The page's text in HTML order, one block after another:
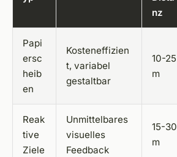
nz
Papi
ersc
heib
en
Kosteneffizien
t, variabel
gestaltbar
10-25
m
Reak
tive
Ziele
Unmittelbares
visuelles
Feedback
15-30
m